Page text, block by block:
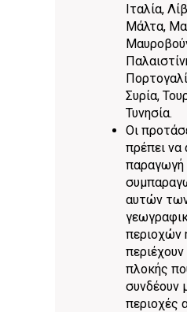
Ιταλία,
Μάλτα,
Συρία,
Τυνησία.
Οι
πρέπει να
παραγωγή
αυτών
περιοχών
περιέχουν
πλοκής
συνδέουν
περιοχές